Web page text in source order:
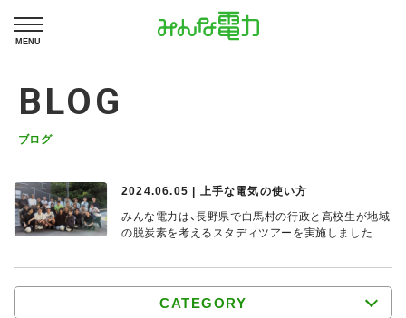
MENU
BLOG
ブログ
2024.06.05 | 上手な電気の使い方
みんな電力は、長野県で白馬村の行政と高校生が地域
の脱炭素を考えるスタディツアーを実施しました
CATEGORY